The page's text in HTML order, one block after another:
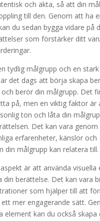
och äkta, så att din
till den. Genom att ha
du sedan bygga vidare på
som förstärker ditt
tydlig målgrupp och en stark
det dags att börja skapa
berör din målgrupp. Det
på, men en viktig faktor är
ton och låta din
Det kan vara
erfarenheter, känslor och
din målgrupp kan relatera till.
är att använda visuella
berättelse. Det kan vara
som hjälper till att
mer engagerande sätt.
element kan du också skapa